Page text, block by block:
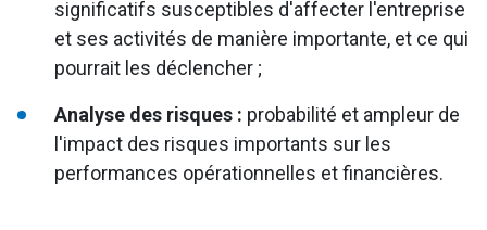
significatifs susceptibles d'affecter l'entreprise
et ses activités de manière importante, et ce qui
pourrait les déclencher ;
Analyse des risques : probabilité et ampleur de
l'impact des risques importants sur les
performances opérationnelles et financières.